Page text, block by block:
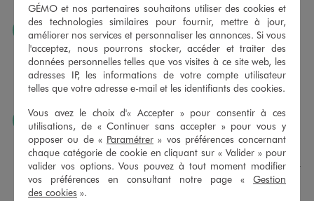
JE PEUX FAIRE RETOUCHER MES ARTICLES
Ourlets, ceintures… vous avez la possibilité de faire
retoucher vos articles textiles dans nos magasins. Les tarifs
sont à votre disposition sur simple demande. Voir
conditions en magasins.
J’AIME FAIRE PLAISIR
Nous vous proposons des cartes cadeaux GÉMO d’un
montant au choix entre 10€ et 150€. Les cartes cadeau
GÉMO sont valables 1 an, utilisables en plusieurs fois, pour
payer vos achats en magasin. Offrez vos cartes cadeau
dans de jolies enveloppes pour toutes les occasions.
GÉMO et nos partenaires souhaitons utiliser des cookies et
des technologies similaires pour fournir, mettre à jour,
améliorer nos services et personnaliser les annonces. Si vous
l'acceptez, nous pourrons stocker, accéder et traiter des
données personnelles telles que vos visites à ce site web, les
adresses IP, les informations de votre compte utilisateur
telles que votre adresse e-mail et les identifiants des cookies.
Vous avez le choix d'« Accepter » pour consentir à ces
utilisations, de « Continuer sans accepter » pour vous y
opposer ou de « Paramétrer » vos préférences concernant
chaque catégorie de cookie en cliquant sur « Valider » pour
valider vos options. Vous pouvez à tout moment modifier
vos préférences en consultant notre page « Gestion
des cookies ».